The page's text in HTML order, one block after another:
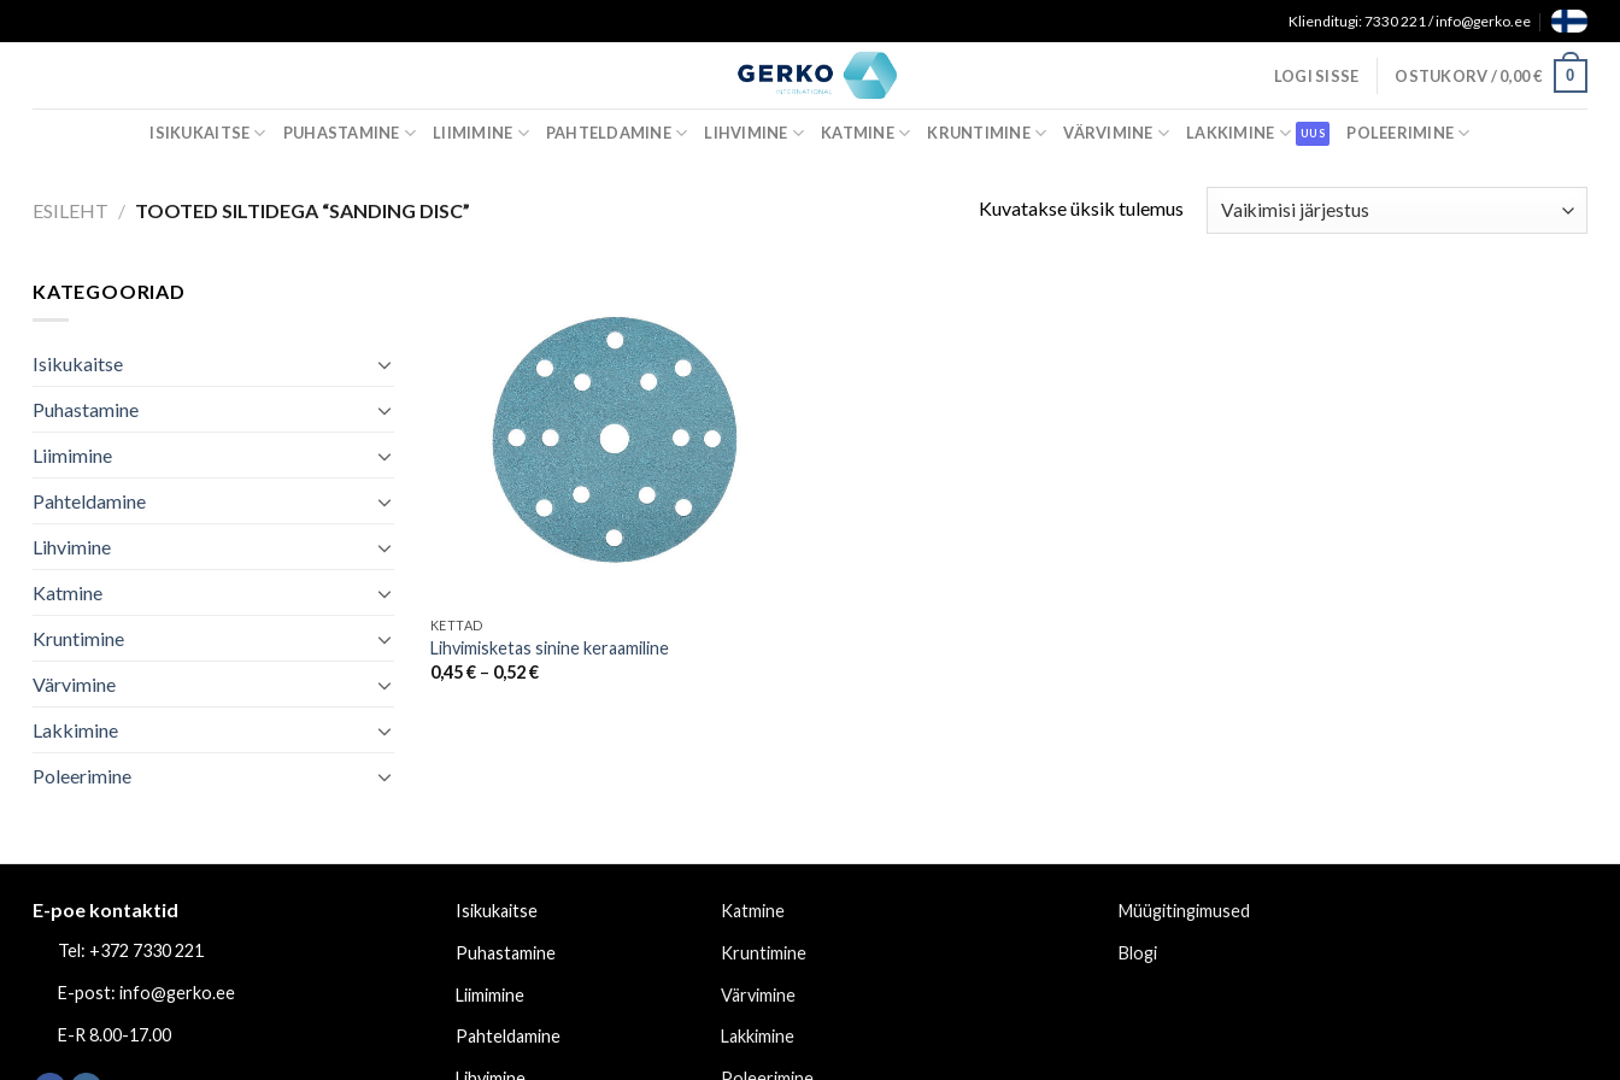
to
Klienditugi: 7330 221 / info@gerko.ee
LOGI SISSE OSTUKORV /0,00€ 0
ISIKUKAITSE PUHASTAMINE LIIMIMINE PAHTELDAMINE LIHVIMINE KATMINE KRUNTIMINE VÄRVIMINE LAKKIMINE POLEERIMINE
ESILEHT / TOOTED SILTIDEGA “SANDING DISC” Kuvatakse üksik tulemus
KATEGOORIAD
Isikukaitse
Puhastamine
Liimimine
Pahteldamine
Lihvimine
Katmine
Kruntimine
Värvimine
Lakkimine
Poleerimine
KETTAD
Lihvimisketas sinine keraamiline
0,45€ – 0,52€Price
E-poe kontaktid
Tel: +372 7330 221
E-post: info@gerko.ee
E-R 8.00-17.00
Isikukaitse
Puhastamine
Liimimine
Pahteldamine
Katmine
Kruntimine
Värvimine
Lakkimine
Müügitingimused
Blogi